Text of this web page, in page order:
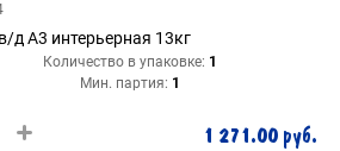
д А3 интерьерная 13кг
Количество в упаковке: 1
Мин. партия: 1
1 271.00 руб.